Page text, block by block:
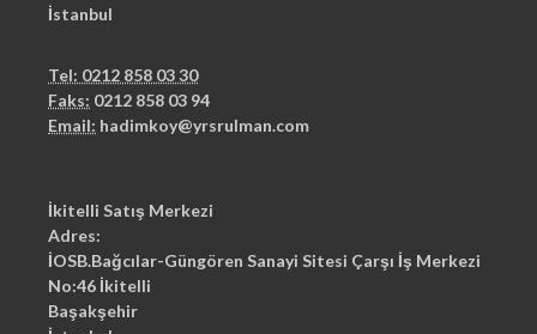
İstanbul
Tel: 0212 858 03 30
Faks: 0212 858 03 94
Email: hadimkoy@yrsrulman.com
İkitelli Satış Merkezi
Adres:
İOSB.Bağcılar-Güngören Sanayi Sitesi Çarşı İş Merkezi
No:46 İkitelli
Başakşehir